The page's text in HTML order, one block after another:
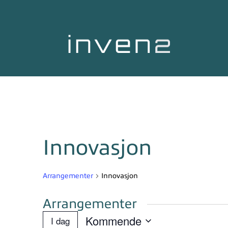
Innovasjon
Arrangementer Innovasjon
Arrangementer
I dag Kommende